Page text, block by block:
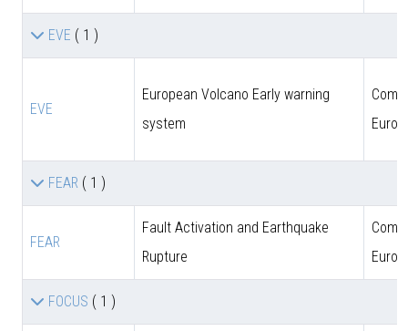
EVE ( 1 )
EVE
European Volcano Early warning
system
FEAR ( 1 )
FEAR
Fault Activation and Earthquake
Rupture
FOCUS ( 1 )